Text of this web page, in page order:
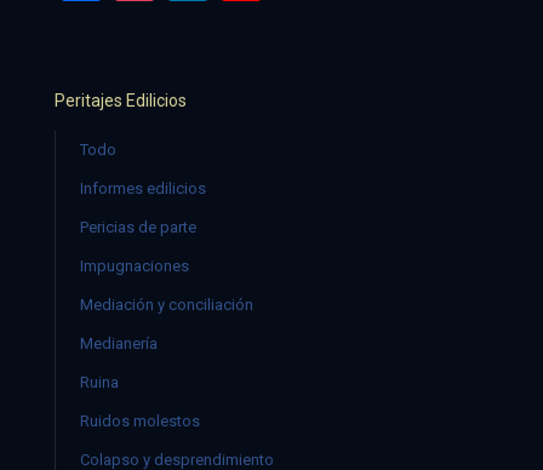
Peritajes Edilicios
Todo
Informes edilicios
Pericias de parte
Impugnaciones
Mediación y conciliación
Medianería
Ruina
Ruidos molestos
Colapso y desprendimiento